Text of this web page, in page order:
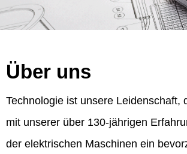
Über uns
Technologie ist unsere Leidenschaft,
mit unserer über 130-jährigen
der elektrischen Maschinen ein